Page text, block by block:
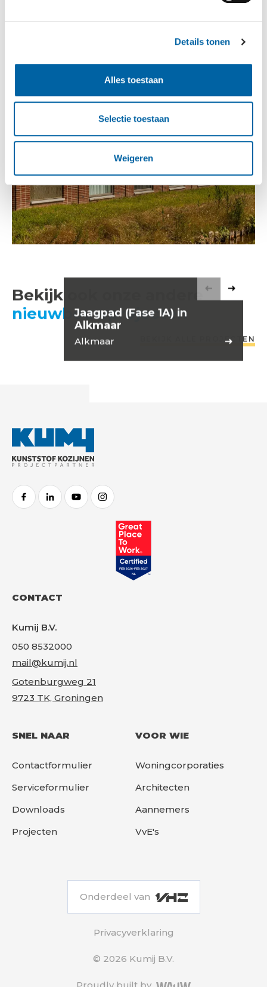
Details tonen
Alles toestaan
Selectie toestaan
Weigeren
Bekijk ook onze andere
nieuwbouwprojecten
BEKIJK ALLE PROJECTEN
Vorig
Jaagpad (Fase 1A) in
Alkmaar
Alkmaar
FACEBOOK
LINKEDINYOUTUBEINSTAGRAM
CONTACT
Kumij B.V.
050 8532000
mail@kumij.nl
Gotenburgweg 21
9723 TK, Groningen
SNEL NAAR
Contactformulier
Serviceformulier
Downloads
Projecten
VOOR WIE
Woningcorporaties
Architecten
Aannemers
VvE's
Onderdeel van
© 2026 Kumij B.V.
Privacyverklaring